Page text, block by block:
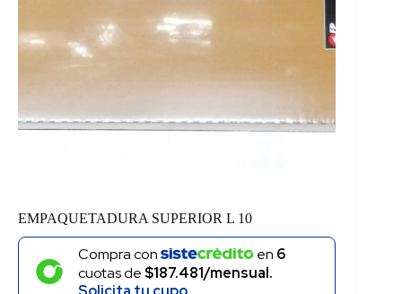
EMPAQUETADURA SUPERIOR L 10
Compra con en 6
cuotas de $187.481/mensual.